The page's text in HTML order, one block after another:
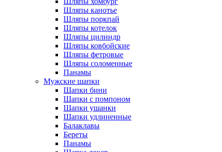
Шляпы канотье
Шляпы поркпай
Шляпы котелок
Шляпы цилиндр
Шляпы ковбойские
Шляпы фетровые
Шляпы соломенные
Панамы
Мужские шапки
Шапки бини
Шапки с помпоном
Шапки ушанки
Шапки удлиненные
Балаклавы
Береты
Панамы